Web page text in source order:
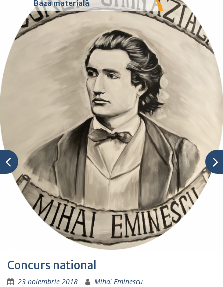
Baza materială
Concurs national
23 noiembrie 2018 Mihai Eminescu